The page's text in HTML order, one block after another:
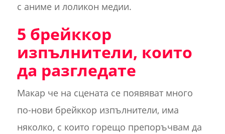
с аниме и лоликон медии.
5 брейккор
изпълнители, които
да разгледате
Макар че на сцената се появяват много
по-нови брейккор изпълнители, има
няколко, с които горещо препоръчвам да